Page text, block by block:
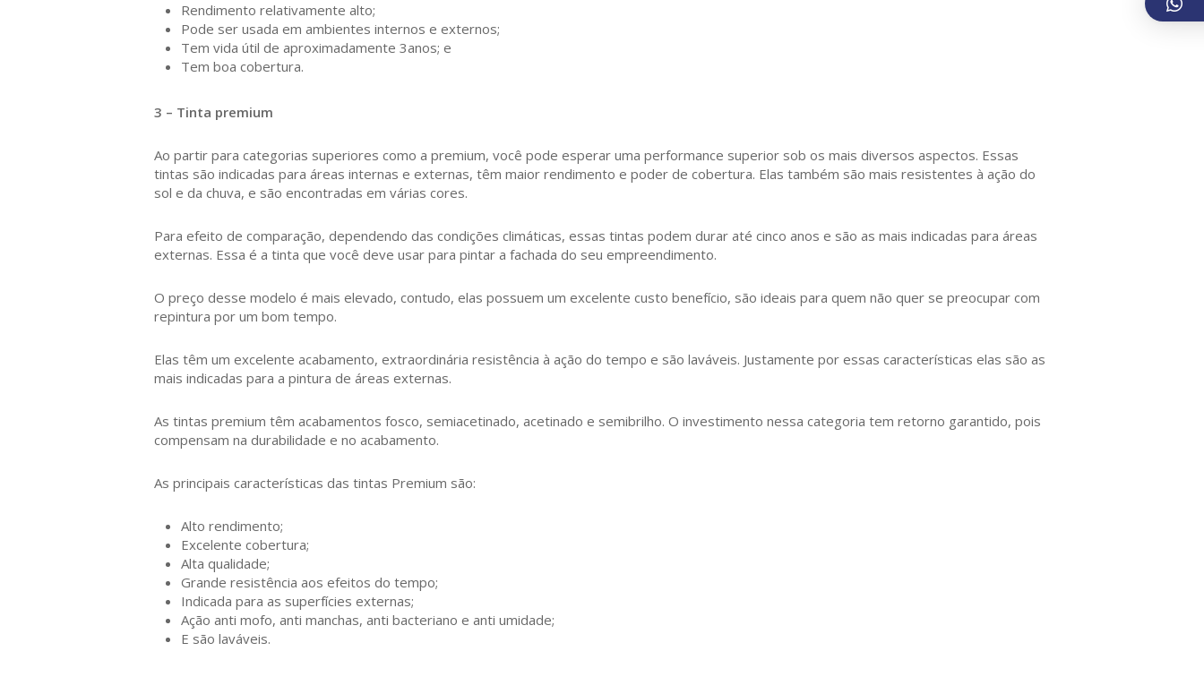
Rendimento relativamente alto;
Pode ser usada em ambientes internos e externos;
Tem vida útil de aproximadamente 3anos; e
Tem boa cobertura.
3 – Tinta premium
Ao partir para categorias superiores como a premium, você pode esperar uma performance superior sob os mais diversos aspectos. Essas
tintas são indicadas para áreas internas e externas, têm maior rendimento e poder de cobertura. Elas também são mais resistentes à ação do
sol e da chuva, e são encontradas em várias cores.
Para efeito de comparação, dependendo das condições climáticas, essas tintas podem durar até cinco anos e são as mais indicadas para áreas
externas. Essa é a tinta que você deve usar para pintar a fachada do seu empreendimento.
O preço desse modelo é mais elevado, contudo, elas possuem um excelente custo benefício, são ideais para quem não quer se preocupar com
repintura por um bom tempo.
Elas têm um excelente acabamento, extraordinária resistência à ação do tempo e são laváveis. Justamente por essas características elas são as
mais indicadas para a pintura de áreas externas.
As tintas premium têm acabamentos fosco, semiacetinado, acetinado e semibrilho. O investimento nessa categoria tem retorno garantido, pois
compensam na durabilidade e no acabamento.
As principais características das tintas Premium são:
Alto rendimento;
Excelente cobertura;
Alta qualidade;
Grande resistência aos efeitos do tempo;
Indicada para as superfícies externas;
Ação anti mofo, anti manchas, anti bacteriano e anti umidade;
E são laváveis.